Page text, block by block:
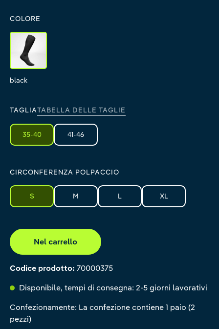
COLORE
black
black
TAGLIATABELLA DELLE TAGLIE
35-40 41-46
CIRCONFERENZA POLPACCIO
S M L XL
Nel carrello
Codice prodotto: 70000375
Disponibile, tempi di consegna: 2-5 giorni lavorativi
Confezionamente: La confezione contiene 1 paio (2
pezzi)